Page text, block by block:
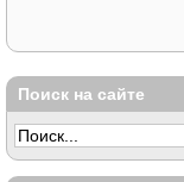
Поиск на сайте